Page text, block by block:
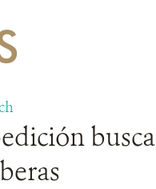
busca